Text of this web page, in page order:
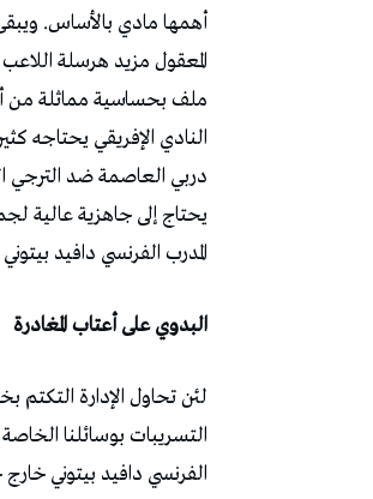
أهمها مادي بالأساس. ويبقى
المعقول مزيد هرسلة
ملف بحساسية مماثلة من
النادي الإفريقي يحتاجه
دربي العاصمة ضد الترجي
يحتاج إلى جاهزية عالية
المدرب الفرنسي دافيد
البدوي على أعتاب المغادرة
لئن تحاول الإدارة
التسريبات بوسائلنا
الفرنسي دافيد بيتوني